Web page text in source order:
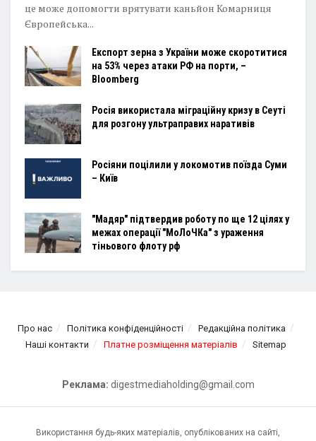
це може допомогти врятувати каньйон Комарниця
Європейська...
Експорт зерна з України може скоротитися
на 53% через атаки РФ на порти, –
Bloomberg
Росія використала міграційну кризу в Сеуті
для розгону ультраправих наративів
Росіяни поцілили у локомотив поїзда Суми
– Київ
"Мадяр" підтвердив роботу по ще 12 цілях у
межах операції "МоЛоЧКа" з ураження
тіньового флоту рф
Про нас Політика конфіденційності
Редакційна політика
Наші контакти
Платне розміщення матеріалів Sitemap
Реклама: digestmediaholding@gmail.com
Використання будь-яких матеріалів, опублікованих на сайті,